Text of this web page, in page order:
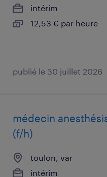
intérim
12,53 € par heure
publié le 30 juillet 2026
médecin
(f/h)
toulon, var
intérim